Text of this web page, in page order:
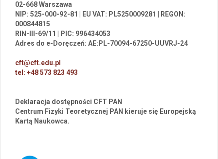
02-668 Warszawa
NIP: 525-000-92-81 | EU VAT: PL5250009281 | REGON:
000844815
RIN-III-69/11 | PIC: 996434053
Adres do e-Doręczeń: AE:PL-70094-67250-UUVRJ-24
cft@cft.edu.pl
tel: +48 573 823 493
Deklaracja dostępności CFT PAN
Centrum Fizyki Teoretycznej PAN kieruje się Europejską
Kartą Naukowca.